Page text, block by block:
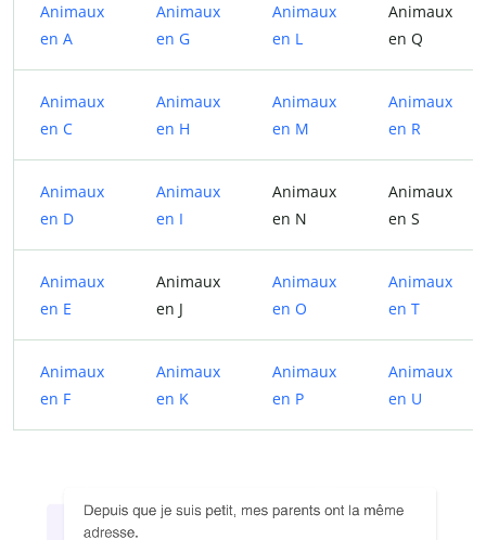
Animaux
en A
Animaux
en G
Animaux
en L
Animaux
en Q
Animaux
en C
Animaux
en H
Animaux
en M
Animaux
en R
Animaux
en D
Animaux
en I
Animaux
en N
Animaux
en S
Animaux
en E
Animaux
en J
Animaux
en O
Animaux
en T
Animaux
en F
Animaux
en K
Animaux
en P
Animaux
en U